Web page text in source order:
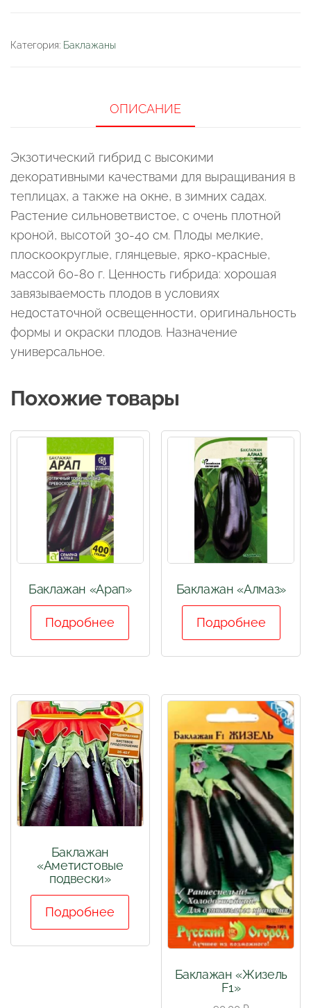
Категория: Баклажаны
ОПИСАНИЕ
Экзотический гибрид с высокими
декоративными качествами для выращивания в
теплицах, а также на окне, в зимних садах.
Растение сильноветвистое, с очень плотной
кроной, высотой 30-40 см. Плоды мелкие,
плоскоокруглые, глянцевые, ярко-красные,
массой 60-80 г. Ценность гибрида: хорошая
завязываемость плодов в условиях
недостаточной освещенности, оригинальность
формы и окраски плодов. Назначение
универсальное.
Похожие товары
Баклажан «Арап»
Подробнее
Баклажан «Алмаз»
Подробнее
Баклажан
«Аметистовые
подвески»
Подробнее
Баклажан «Жизель
F1»